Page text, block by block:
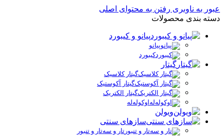
عبور به ناوبری رفتن به محتوای اصلی
دسته بندی محصولات
پیانو و کیبورد
پیانو
کیبورد
گیتار
گیتار کلاسیک
گیتار آکوستیک
گیتار الکتریک
اوکوله‌له
ویولن
سازهای سنتی
تار و سه‌تار و تنبور